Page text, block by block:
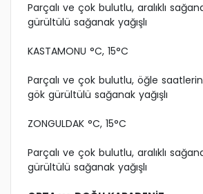
Parçalı ve çok bulutlu, aralıklı
gürültülü sağanak yağışlı
KASTAMONU °C, 15°C
Parçalı ve çok bulutlu, öğle
gök gürültülü sağanak yağışlı
ZONGULDAK °C, 15°C
Parçalı ve çok bulutlu, aralıklı
gürültülü sağanak yağışlı